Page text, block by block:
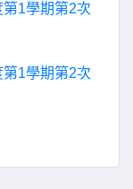
1學期第2次
1學期第2次